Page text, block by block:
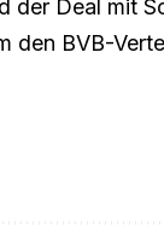
der Deal mit
den BVB-